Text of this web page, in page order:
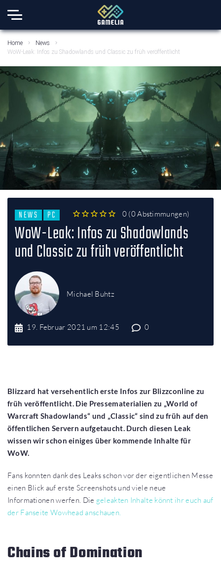
Home
News
WoW-Leak: Infos zu Shadowlands und Classic zu früh veröffentlicht
NEWS PC 0 (0 Abstimmungen)
WoW-Leak: Infos zu Shadowlands
und Classic zu früh veröffentlicht
Michael Buhtz
19. Februar 2021 um 12:45 0
Blizzard hat versehentlich erste Infos zur Blizzconline zu
früh veröffentlicht. Die Pressematerialien zu „World of
Warcraft Shadowlands“ und „Classic“ sind zu früh auf den
öffentlichen Servern aufgetaucht. Durch diesen Leak
wissen wir schon einiges über kommende Inhalte für
WoW.
Fans konnten dank des Leaks schon vor der eigentlichen Messe
einen Blick auf erste Screenshots und viele neue
Informationen werfen. Die geleakten Inhalte könnt ihr euch auf
der Fanseite Wowhead anschauen.
Chains of Domination